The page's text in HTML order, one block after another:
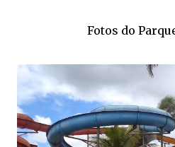
Fotos do